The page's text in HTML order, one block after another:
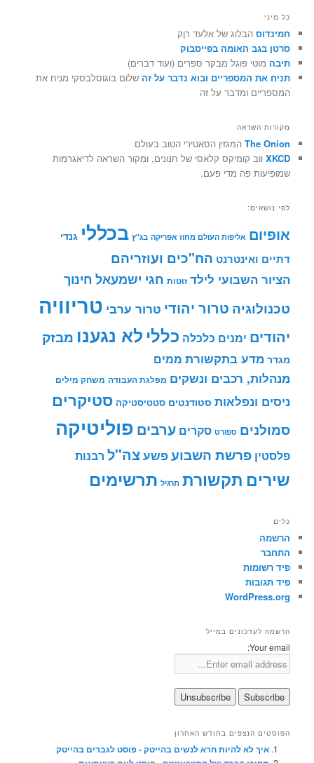
כל מיני
חמינדוס הבלוג של אלעד רוֶק
סרטן בגב האומה בפייסבוק
תיבה מוטי פוגל מבקר ספרים (ועוד דברים)
תניח את המספריים ובוא נדבר על זה שלום בוגוסלבסקי מניח את
המספריים ומדבר על זה
מקורות השראה
The Onion המגזין הסאטירי הטוב בעולם
XKCD ווב קומיקס קלאסי של חנונים, ומקור השראה לדיאגרמות
שמופיעות פה מדי פעם.
לפי נושאים:
אופיום אליפות העולם מחוז אפריקה בג"ץ בכללי גנדי
דתיים ואינטרנט הח"כים ועוזריהם
הציור השבועי לילד זוטות חגי ישמעאל חינוך
טכנולוגיה טרור יהודי טרור ערבי טריוויה
יהודים ימנים כלכלה כללי לא נגענו מבזק
מגדר מדע בתקשורת ממים
מנהלות, רכבים ונשקים מפלגת העבודה משחק מילים
ניסים ונפלאות סטודנטים סטטיסטיקה סטיקרים
סמולנים ספורט סקרים ערבים פוליטיקה
פלסטין פרשת השבועפשעצה"ל רבנות
שירים תקשורת תרגיל תרשימים
כלים
הרשמה
התחבר
פיד רשומות
פיד תגובות
WordPress.org
הרשמה לעדכונים במייל
Your email:
הפוסטים הנצפים בחודש האחרון
איך לא להיות חרא לנשים בהייטק - פוסט לגברים בהייטק